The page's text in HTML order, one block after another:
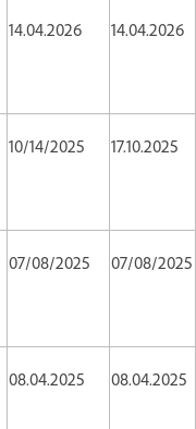
14.04.2026 14.04.2026
10/14/2025 17.10.2025
07/08/2025 07/08/2025
08.04.2025 08.04.2025